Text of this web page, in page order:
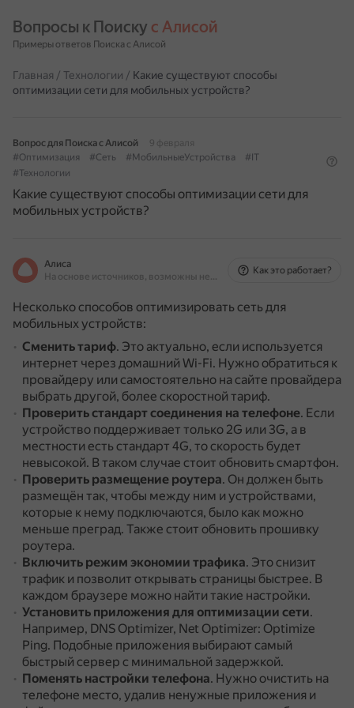
Вопросы к Поиску с Алисой
Примеры ответов Поиска с Алисой
Главная / Технологии / Какие существуют способы
оптимизации сети для мобильных устройств?
Вопрос для Поиска с Алисой
9 февраля
#Оптимизация
#Сеть #МобильныеУстройства
#IT
#Технологии
Какие существуют способы оптимизации сети для
мобильных устройств?
Алиса
На основе источников, возможны неточности
Как это работает?
Несколько способов оптимизировать сеть для
мобильных устройств:
Сменить тариф. Это актуально, если используется
интернет через домашний Wi-Fi. Нужно обратиться к
провайдеру или самостоятельно на сайте провайдера
выбрать другой, более скоростной тариф.
Проверить стандарт соединения на телефоне. Если
устройство поддерживает только 2G или 3G, а в
местности есть стандарт 4G, то скорость будет
невысокой. В таком случае стоит обновить смартфон.
Проверить размещение роутера. Он должен быть
размещён так, чтобы между ним и устройствами,
которые к нему подключаются, было как можно
меньше преград. Также стоит обновить прошивку
роутера.
Включить режим экономии трафика. Это снизит
трафик и позволит открывать страницы быстрее. В
каждом браузере можно найти такие настройки.
Установить приложения для оптимизации сети.
Например, DNS Optimizer, Net Optimizer: Optimize
Ping. Подобные приложения выбирают самый
быстрый сервер с минимальной задержкой.
Поменять настройки телефона. Нужно очистить на
телефоне место, удалив ненужные приложения и